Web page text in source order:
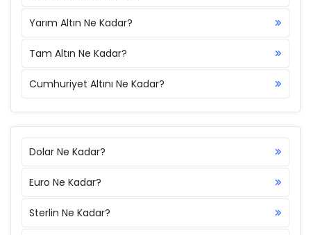
Yarım Altın Ne Kadar?
Tam Altın Ne Kadar?
Cumhuriyet Altını Ne Kadar?
Dolar Ne Kadar?
Euro Ne Kadar?
Sterlin Ne Kadar?